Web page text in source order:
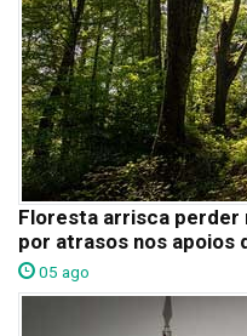
Floresta arrisca perder
por atrasos nos apoios
05 ago